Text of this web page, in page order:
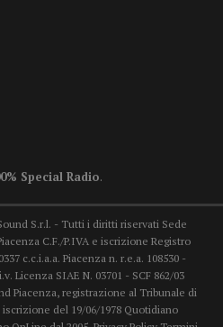
Special Radio.
S.r.l. - Tutti i diritti riservati Sede
C.F./P.IVA e iscrizione Registro
c.c.i.a.a. Piacenza n. r.e.a. 108530 -
Licenza SIAE N. 03701 - SCF 862/03
Piacenza, registrazione al Tribunale di
del 19/06/1978 Quotidiano